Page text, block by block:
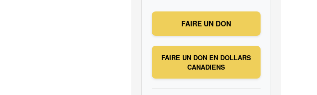
FAIRE UN DON
FAIRE UN DON EN DOLLARS
CANADIENS